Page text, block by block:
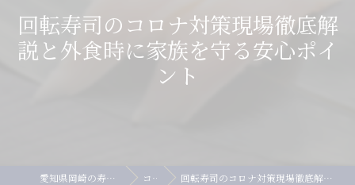
回転寿司のコロナ対策現場徹底解
説と外食時に家族を守る安心ポイ
ント
愛知県岡崎の寿司ならおしどり寿司 コラム 回転寿司のコロナ対策現場徹底解説と外食時に家族を守る安心ポイント